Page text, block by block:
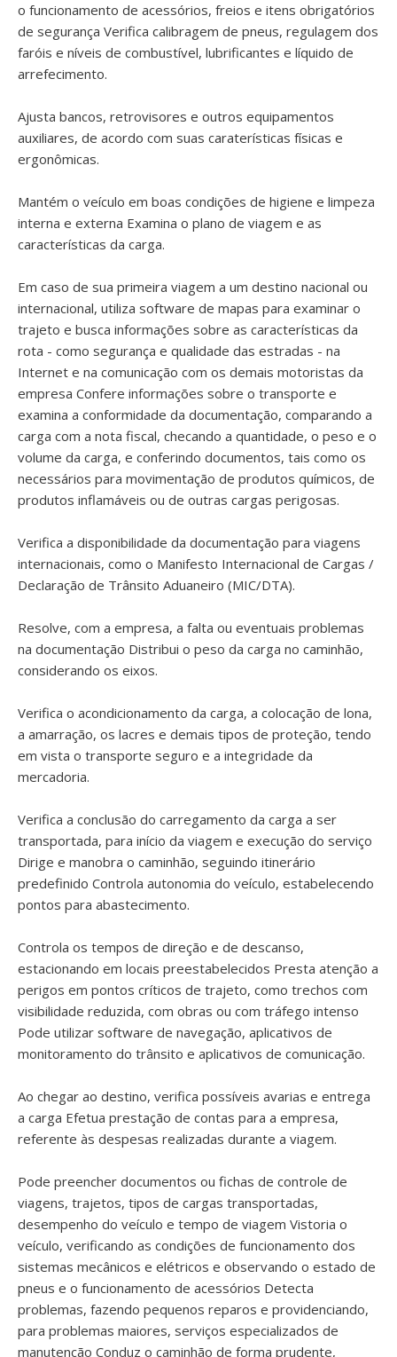
o funcionamento de acessórios, freios e itens obrigatórios
de segurança Verifica calibragem de pneus, regulagem dos
faróis e níveis de combustível, lubrificantes e líquido de
arrefecimento.
Ajusta bancos, retrovisores e outros equipamentos
auxiliares, de acordo com suas caraterísticas físicas e
ergonômicas.
Mantém o veículo em boas condições de higiene e limpeza
interna e externa Examina o plano de viagem e as
características da carga.
Em caso de sua primeira viagem a um destino nacional ou
internacional, utiliza software de mapas para examinar o
trajeto e busca informações sobre as características da
rota - como segurança e qualidade das estradas - na
Internet e na comunicação com os demais motoristas da
empresa Confere informações sobre o transporte e
examina a conformidade da documentação, comparando a
carga com a nota fiscal, checando a quantidade, o peso e o
volume da carga, e conferindo documentos, tais como os
necessários para movimentação de produtos químicos, de
produtos inflamáveis ou de outras cargas perigosas.
Verifica a disponibilidade da documentação para viagens
internacionais, como o Manifesto Internacional de Cargas /
Declaração de Trânsito Aduaneiro (MIC/DTA).
Resolve, com a empresa, a falta ou eventuais problemas
na documentação Distribui o peso da carga no caminhão,
considerando os eixos.
Verifica o acondicionamento da carga, a colocação de lona,
a amarração, os lacres e demais tipos de proteção, tendo
em vista o transporte seguro e a integridade da
mercadoria.
Verifica a conclusão do carregamento da carga a ser
transportada, para início da viagem e execução do serviço
Dirige e manobra o caminhão, seguindo itinerário
predefinido Controla autonomia do veículo, estabelecendo
pontos para abastecimento.
Controla os tempos de direção e de descanso,
estacionando em locais preestabelecidos Presta atenção a
perigos em pontos críticos de trajeto, como trechos com
visibilidade reduzida, com obras ou com tráfego intenso
Pode utilizar software de navegação, aplicativos de
monitoramento do trânsito e aplicativos de comunicação.
Ao chegar ao destino, verifica possíveis avarias e entrega
a carga Efetua prestação de contas para a empresa,
referente às despesas realizadas durante a viagem.
Pode preencher documentos ou fichas de controle de
viagens, trajetos, tipos de cargas transportadas,
desempenho do veículo e tempo de viagem Vistoria o
veículo, verificando as condições de funcionamento dos
sistemas mecânicos e elétricos e observando o estado de
pneus e o funcionamento de acessórios Detecta
problemas, fazendo pequenos reparos e providenciando,
para problemas maiores, serviços especializados de
manutenção Conduz o caminhão de forma prudente,